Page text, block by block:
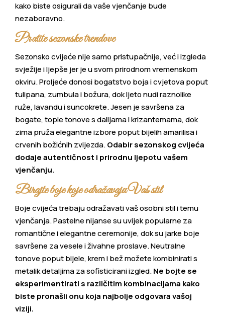
kako biste osigurali da vaše vjenčanje bude
nezaboravno.
Pratite sezonske trendove
Sezonsko cvijeće nije samo pristupačnije, već i izgleda
svježije i ljepše jer je u svom prirodnom vremenskom
okviru. Proljeće donosi bogatstvo boja i cvjetova poput
tulipana, zumbula i božura, dok ljeto nudi raznolike
ruže, lavandu i suncokrete. Jesen je savršena za
bogate, tople tonove s dalijama i krizantemama, dok
zima pruža elegantne izbore poput bijelih amarilisa i
crvenih božićnih zvijezda.Odabir sezonskog cvijeća
dodaje autentičnost i prirodnu ljepotu vašem
vjenčanju.
Birajte boje koje odražavaju Vaš stil
Boje cvijeća trebaju odražavati vaš osobni stil i temu
vjenčanja. Pastelne nijanse su uvijek popularne za
romantične i elegantne ceremonije, dok su jarke boje
savršene za vesele i živahne proslave. Neutralne
tonove poput bijele, krem i bež možete kombinirati s
metalik detaljima za sofisticirani izgled.Ne bojte se
eksperimentirati s različitim kombinacijama kako
biste pronašli onu koja najbolje odgovara vašoj
viziji.